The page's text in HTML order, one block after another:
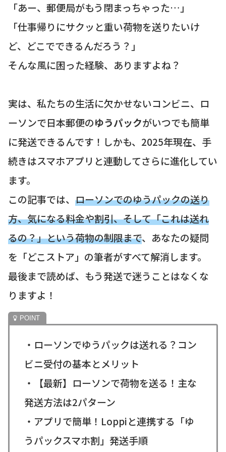
「あー、郵便局がもう閉まっちゃった…」
「仕事帰りにサクッと重い荷物を送りたいけ
ど、どこでできるんだろう？」
そんな風に困った経験、ありますよね？
実は、私たちの生活に欠かせないコンビニ、ロ
ーソンで日本郵便のゆうパックがいつでも簡単
に発送できるんです！しかも、2025年現在、手
続きはスマホアプリと連動してさらに進化してい
ます。
この記事では、 ローソンでのゆうパックの送り
方、気になる料金や割引、そして「これは送れ
るの？」という荷物の制限まで、あなたの疑問
を「どこストア」の筆者がすべて解消します。
最後まで読めば、もう発送で迷うことはなくな
りますよ！
・ローソンでゆうパックは送れる？コン
ビニ受付の基本とメリット
・【最新】ローソンで荷物を送る！主な
発送方法は2パターン
・アプリで簡単！Loppiと連携する「ゆ
うパックスマホ割」発送手順